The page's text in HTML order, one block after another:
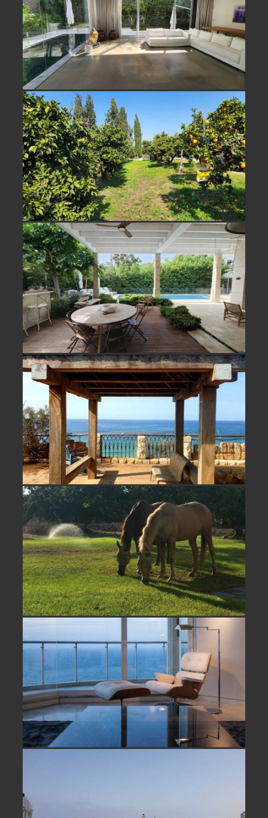
למכירה משק עזר מול נוף פתוח בבני
ציון
למכירה בית מהמם בסביבת חוף בית
ינאי
למכירה קו ראשון לים בבית ינאי- לא
אקטואלי
נחלה מדהימה למכירה/ השכרה במושב
פסטורלי בשרון
דירה עם נוף לים למכירה בהרצליה
פיתוח- נמכר